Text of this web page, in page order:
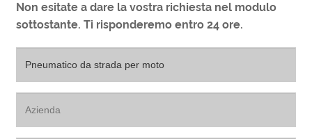
Non esitate a dare la vostra richiesta nel modulo
sottostante. Ti risponderemo entro 24 ore.